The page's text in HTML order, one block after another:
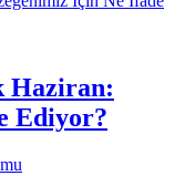
Haziran:
Ediyor?